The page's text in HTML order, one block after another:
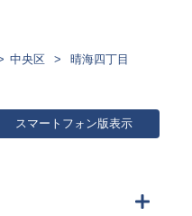
中央区
晴海四丁目
スマートフォン版表示